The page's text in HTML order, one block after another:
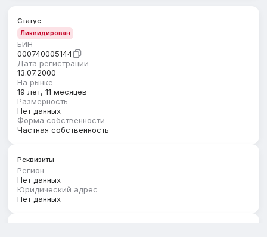
Статус
Ликвидирован
БИН
000740005144
Дата регистрации
13.07.2000
На рынке
19 лет, 11 месяцев
Размерность
Нет данных
Форма собственности
Частная собственность
Реквизиты
Регион
Нет данных
Юридический адрес
Нет данных